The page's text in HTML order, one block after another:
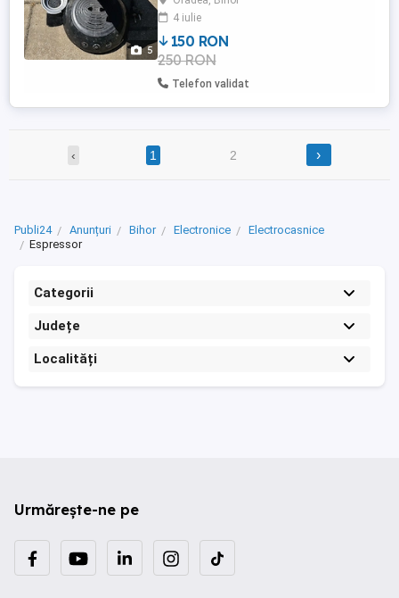
5
multe detalii la telefon!
4 iulie
150 RON
250 RON
Telefon validat
‹ 1 2 ›
Publi24 Anunțuri Bihor Electronice
Electrocasnice
Espressor
Categorii
Județe
Localități
Urmărește-ne pe